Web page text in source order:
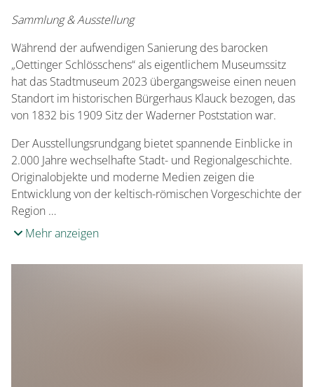
Vorteil
Mit der Saarland Card kostenfreier Eintritt.
Sammlung & Ausstellung
Während der aufwendigen Sanierung des barocken
„Oettinger Schlösschens“ als eigentlichem Museumssitz
hat das Stadtmuseum 2023 übergangsweise einen neuen
Standort im historischen Bürgerhaus Klauck bezogen, das
von 1832 bis 1909 Sitz der Waderner Poststation war.
Der Ausstellungsrundgang bietet spannende Einblicke in
2.000 Jahre wechselhafte Stadt- und Regionalgeschichte.
Originalobjekte und moderne Medien zeigen die
Entwicklung von der keltisch-römischen Vorgeschichte der
Region …
Mehr anzeigen